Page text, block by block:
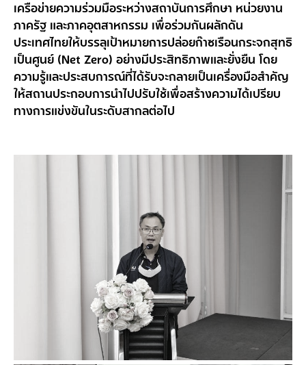
เครือข่ายความร่วมมือระหว่างสถาบันการศึกษา หน่วยงาน
ภาครัฐ และภาคอุตสาหกรรม เพื่อร่วมกันผลักดัน
ประเทศไทยให้บรรลุเป้าหมายการปล่อยก๊าซเรือนกระจกสุทธิ
เป็นศูนย์ (Net Zero) อย่างมีประสิทธิภาพและยั่งยืน โดย
ความรู้และประสบการณ์ที่ได้รับจะกลายเป็นเครื่องมือสำคัญ
ให้สถานประกอบการนำไปปรับใช้เพื่อสร้างความได้เปรียบ
ทางการแข่งขันในระดับสากลต่อไป